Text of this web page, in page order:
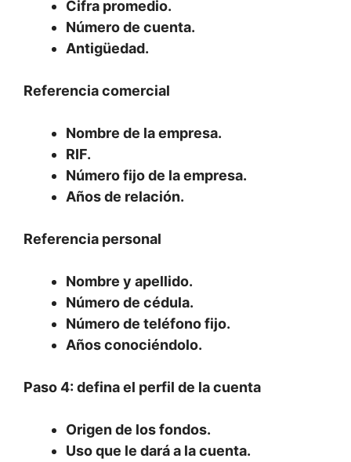
Cifra promedio.
Número de cuenta.
Antigüedad.
Referencia comercial
Nombre de la empresa.
RIF.
Número fijo de la empresa.
Años de relación.
Referencia personal
Nombre y apellido.
Número de cédula.
Número de teléfono fijo.
Años conociéndolo.
Paso 4: defina el perfil de la cuenta
Origen de los fondos.
Uso que le dará a la cuenta.